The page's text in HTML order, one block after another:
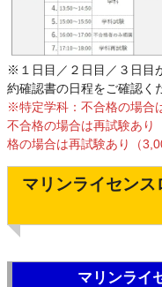
※１日目／２日目／３日目
約確認書の日程をご確認く
※特定学科：不合格の場
不合格の場合は再試験あ
格の場合は再試験あり（
マリンライセン
マリンライ